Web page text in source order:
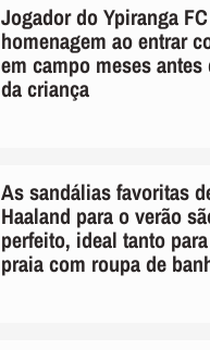
Jogador do Ypiranga
homenagem ao entrar
em campo meses antes
da criança
As sandálias favoritas
Haaland para o verão
perfeito, ideal tanto
praia com roupa de